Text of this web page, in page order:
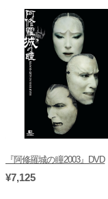
『阿修羅城の瞳2003』DVD
¥7,125